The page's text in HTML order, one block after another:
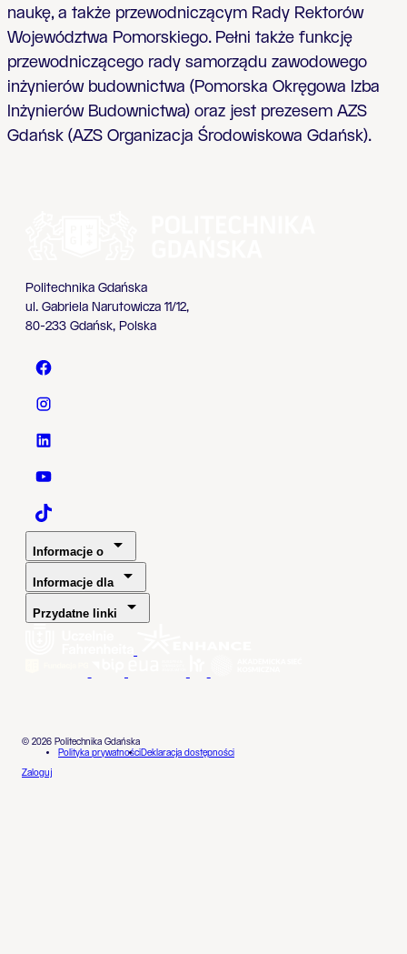
naukę, a także przewodniczącym Rady Rektorów
Województwa Pomorskiego. Pełni także funkcję
przewodniczącego rady samorządu zawodowego
inżynierów budownictwa (Pomorska Okręgowa Izba
Inżynierów Budownictwa) oraz jest prezesem AZS
Gdańsk (AZS Organizacja Środowiskowa Gdańsk).
Politechnika Gdańska
ul. Gabriela Narutowicza 11/12,
80-233 Gdańsk, Polska
Politechnika Gdańska - Facebook
Politechnika Gdańska - Instagram
Politechnika Gdańska - LinkedIn
Politechnika Gdańska - YouTube
Politechnika Gdańska - TaikTok
Informacje o
Informacje dla
Przydatne linki
© 2026 Politechnika Gdańska
Polityka prywatnościDeklaracja dostępności
Zaloguj